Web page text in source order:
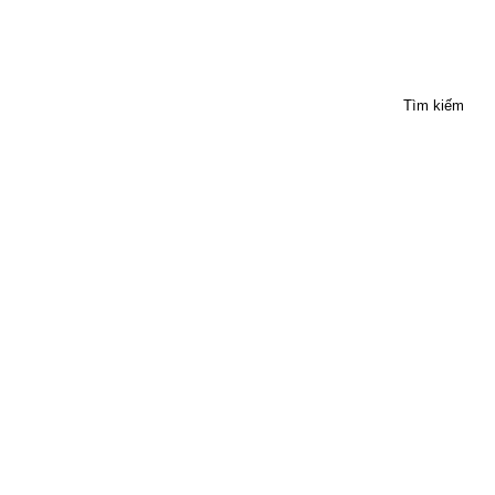
Tìm kiếm